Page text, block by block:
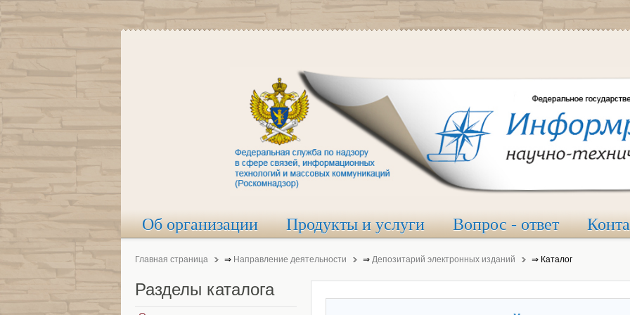
Об организации Продукты и услуги Вопрос - ответ
Главная страница ⇒ Направление деятельности ⇒ Депозитарий электронных изданий ⇒ Каталог
Разделы каталога